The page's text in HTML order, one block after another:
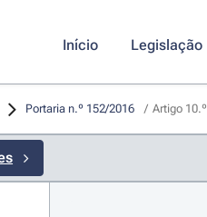
Início Legislação
Portaria n.º 152/2016 / Artigo 10.º